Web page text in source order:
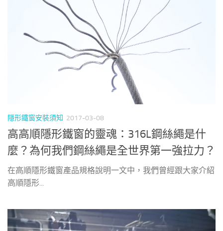
隱形鐵窗安裝須知 2017-03-08
高高順隱形鐵窗的靈魂：316L鋼絲繩是什
麼？為何我們鋼絲繩是全世界第一強拉力？
在高順隱形鐵窗產品規格說明一文中，我們曾經跟大家介紹
高順隱形...